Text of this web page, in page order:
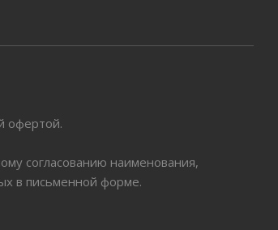
офертой.
согласованию наименования,
в письменной форме.